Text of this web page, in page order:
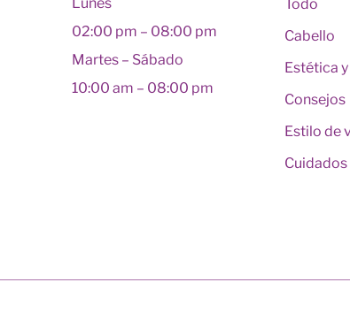
02:00 pm – 08:00 pm
Martes – Sábado
10:00 am – 08:00 pm
Todo
Cabello
Estética
Consejos
Estilo de